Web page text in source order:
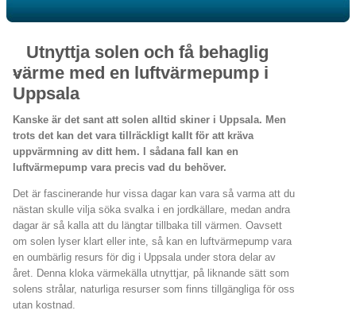
Utnyttja solen och få behaglig
värme med en luftvärmepump i
Uppsala
Kanske är det sant att solen alltid skiner i Uppsala. Men
trots det kan det vara tillräckligt kallt för att kräva
uppvärmning av ditt hem. I sådana fall kan en
luftvärmepump vara precis vad du behöver.
Det är fascinerande hur vissa dagar kan vara så varma att du
nästan skulle vilja söka svalka i en jordkällare, medan andra
dagar är så kalla att du längtar tillbaka till värmen. Oavsett
om solen lyser klart eller inte, så kan en luftvärmepump vara
en oumbärlig resurs för dig i Uppsala under stora delar av
året. Denna kloka värmekälla utnyttjar, på liknande sätt som
solens strålar, naturliga resurser som finns tillgängliga för oss
utan kostnad.